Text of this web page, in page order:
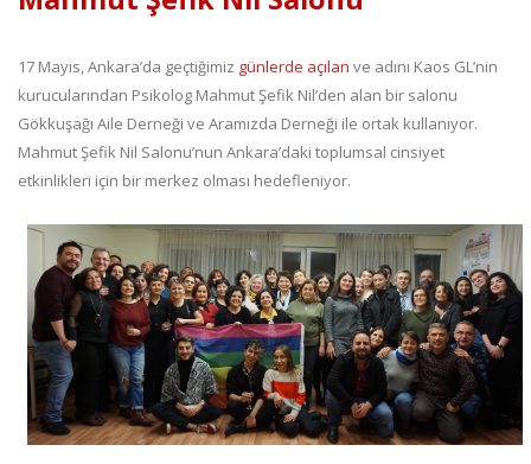
17 Mayıs, Ankara’da geçtiğimiz günlerde açılan ve adını Kaos GL’nin
kurucularından Psikolog Mahmut Şefik Nil’den alan bir salonu
Gökkuşağı Aile Derneği ve Aramızda Derneği ile ortak kullanıyor.
Mahmut Şefik Nil Salonu’nun Ankara’daki toplumsal cinsiyet
etkinlikleri için bir merkez olması hedefleniyor.